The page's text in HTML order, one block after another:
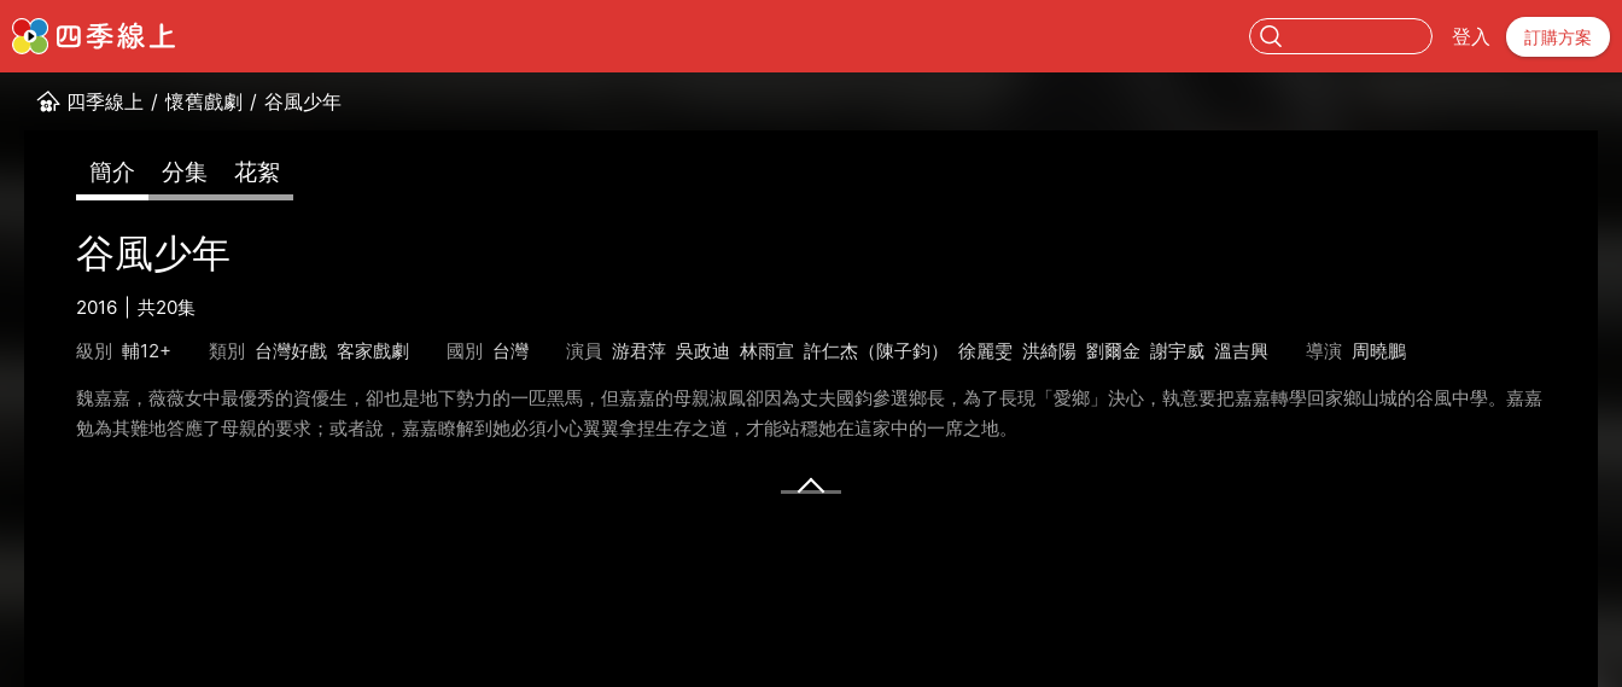
登入 訂購方案
四季線上 / 懷舊戲劇 / 谷風少年
簡介 分集 花絮
谷風少年
2016
共20集
級別 輔12+ 類別 台灣好戲 客家戲劇 國別 台灣 演員 游君萍 吳政迪 林雨宣 許仁杰（陳子鈞） 徐麗雯 洪綺陽 劉爾金 謝宇威 溫吉興 導演 周曉鵬
魏嘉嘉，薇薇女中最優秀的資優生，卻也是地下勢力的一匹黑馬，但嘉嘉的母親淑鳳卻因為丈夫國鈞參選鄉長，為了長現「愛鄉」決心，執意要把嘉嘉轉學回家鄉山城的谷風中學。嘉嘉
勉為其難地答應了母親的要求；或者說，嘉嘉瞭解到她必須小心翼翼拿捏生存之道，才能站穩她在這家中的一席之地。